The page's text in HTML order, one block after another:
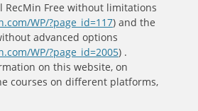
RecMin Free without limitations
WP/?page_id=117) and the
advanced options
WP/?page_id=2005) .
on this website, on
courses on different platforms,